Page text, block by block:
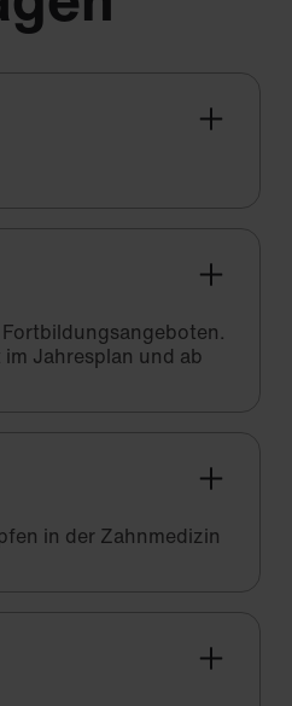
Jahresplan und ab
in der Zahnmedizin